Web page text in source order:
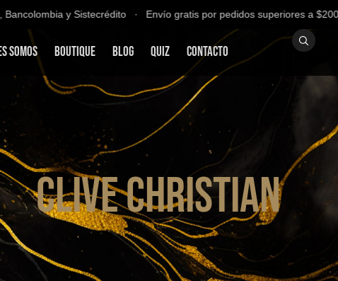
y Sistecrédito ∙ Envío gratis por pedidos superiores a
Somos Boutique Blog QUIZ Contacto
Clive Christian